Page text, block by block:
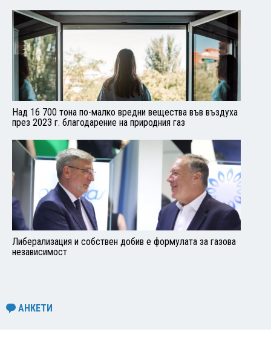
Над 16 700 тона по-малко вредни вещества във въздуха
през 2023 г. благодарение на природния газ
Либерализация и собствен добив е формулата за газова
независимост
АНКЕТИ